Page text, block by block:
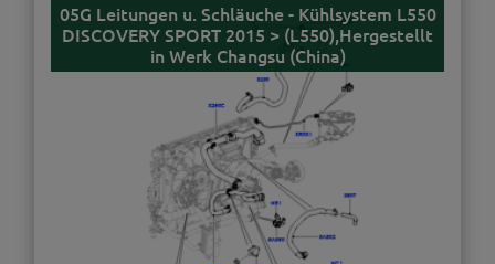
05G Leitungen u. Schläuche - Kühlsystem L550
DISCOVERY SPORT 2015 > (L550),Hergestellt
in Werk Changsu (China)